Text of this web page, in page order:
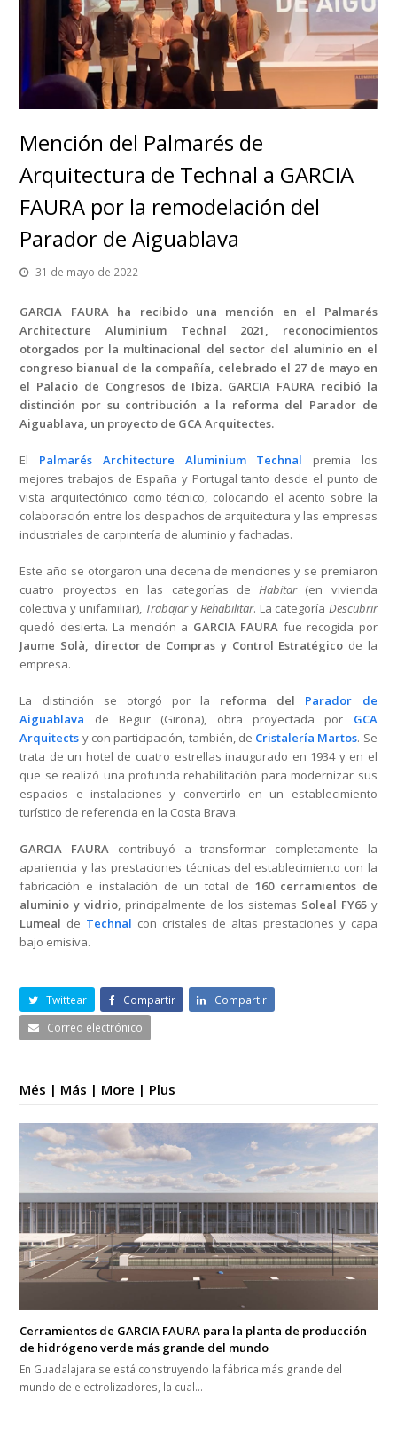
Mención del Palmarés de
Arquitectura de Technal a GARCIA
FAURA por la remodelación del
Parador de Aiguablava
31 de mayo de 2022
GARCIA FAURA ha recibido una mención en el Palmarés
Architecture Aluminium Technal 2021, reconocimientos
otorgados por la multinacional del sector del aluminio en el
congreso bianual de la compañía, celebrado el 27 de mayo en
el Palacio de Congresos de Ibiza. GARCIA FAURA recibió la
distinción por su contribución a la reforma del Parador de
Aiguablava, un proyecto de GCA Arquitectes.
El Palmarés Architecture Aluminium Technal premia los
mejores trabajos de España y Portugal tanto desde el punto de
vista arquitectónico como técnico, colocando el acento sobre la
colaboración entre los despachos de arquitectura y las empresas
industriales de carpintería de aluminio y fachadas.
Este año se otorgaron una decena de menciones y se premiaron
cuatro proyectos en las categorías deHabitar(en vivienda
colectiva y unifamiliar), TrabajaryRehabilitar. La categoría Descubrir
quedó desierta. La mención a GARCIA FAURA fue recogida por
Jaume Solà, director de Compras y Control Estratégico de la
empresa.
La distinción se otorgó por la reforma del Parador de
Aiguablava de Begur (Girona), obra proyectada por GCA
Arquitects y con participación, también, de Cristalería Martos. Se
trata de un hotel de cuatro estrellas inaugurado en 1934 y en el
que se realizó una profunda rehabilitación para modernizar sus
espacios e instalaciones y convertirlo en un establecimiento
turístico de referencia en la Costa Brava.
GARCIA FAURA contribuyó a transformar completamente la
apariencia y las prestaciones técnicas del establecimiento con la
fabricación e instalación de un total de 160 cerramientos de
aluminio y vidrio, principalmente de los sistemas Soleal FY65y
Lumeal de Technal con cristales de altas prestaciones y capa
bajo emisiva.
Twittear Compartir
Compartir
Correo electrónico
Més | Más | More | Plus
Cerramientos de GARCIA FAURA para la planta de producción
de hidrógeno verde más grande del mundo
En Guadalajara se está construyendo la fábrica más grande del
mundo de electrolizadores, la cual…